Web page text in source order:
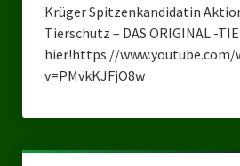
Kreisverband Erkrath
Kreisverband Solingen
Krüger Spitzenkandidatin
Tierschutz – DAS ORIGINAL -
hier!https://www.youtube.com/
v=PMvkKJFjO8w